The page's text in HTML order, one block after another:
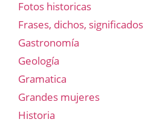
Fotos historicas
Frases, dichos, significados
Gastronomía
Geología
Gramatica
Grandes mujeres
Historia